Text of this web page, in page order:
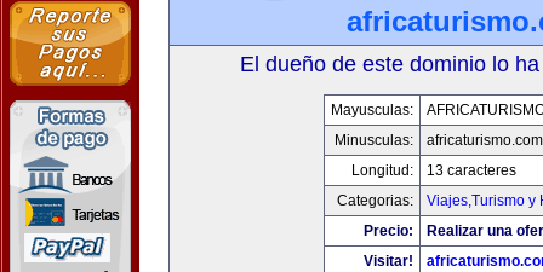
El dueño de este dominio lo
Mayusculas:
Minusculas:
africaturismo.com
Longitud:
13 caracteres
Categorias:
Viajes,Turismo y
Precio:
Realizar una
Visitar!